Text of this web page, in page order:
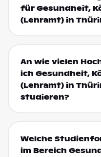
für Gesundheit,
(Lehramt) in
An wie vielen
ich Gesundheit,
(Lehramt) in
studieren?
Welche
im Bereich